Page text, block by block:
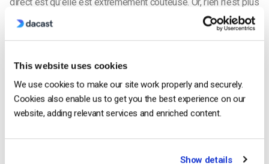
This website uses cookies
We use cookies to make our site work properly and securely.
Cookies also enable us to get you the best experience on our
website, adding relevant services and enriched content.
Show details
faux. Avec quelques
il est possible
d’être opérationnel. La diffusion en continu de haute qualité
fournisseur de streaming que vous choisissez. Certains
services sont assez chers, d’autres sont très abordables.
parfaitement aux petites congrégations. Un plan amélioré pour